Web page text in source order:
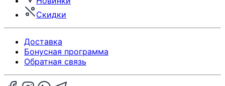
Скидки
Доставка
Бонусная программа
Обратная связь